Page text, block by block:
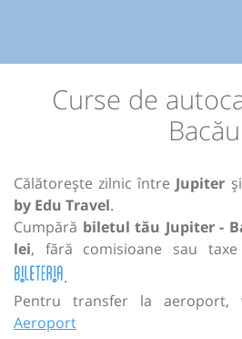
Curse de
Bacău
Călătorește zilnic între Jupiter și
by Edu Travel.
Cumpără biletul tău Jupiter -
lei, fără comisioane sau
.
Pentru transfer la aeroport,
Aeroport